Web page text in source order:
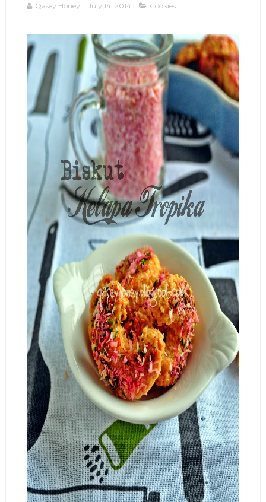
Qasey Honey July 14, 2014 Cookies